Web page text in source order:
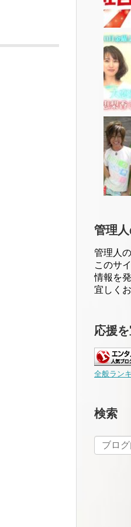
管理
管理人
このサ
情報を
宜しく
応援
全般ラン
検索